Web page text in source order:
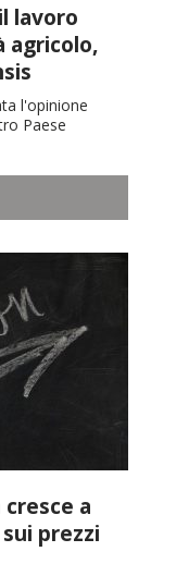
lavoro
agricolo,
l'opinione
Paese
a
prezzi